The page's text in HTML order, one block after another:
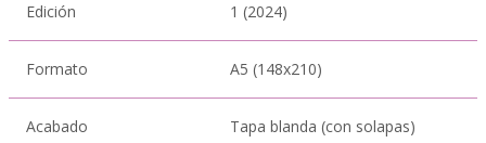
Edición 1 (2024)
Formato A5 (148x210)
Acabado Tapa blanda (con solapas)